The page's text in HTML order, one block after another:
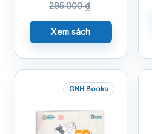
295.000₫
Xem sách
GNH Books